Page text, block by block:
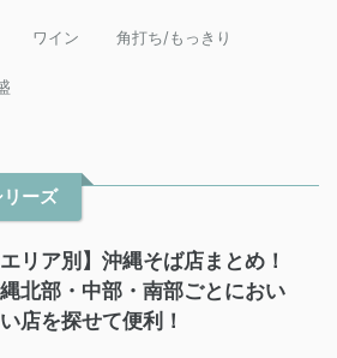
ワイン 角打ち/もっきり
ーズ
エリア別】沖縄そば店まとめ！
北部・中部・南部ごとにおい
店を探せて便利！